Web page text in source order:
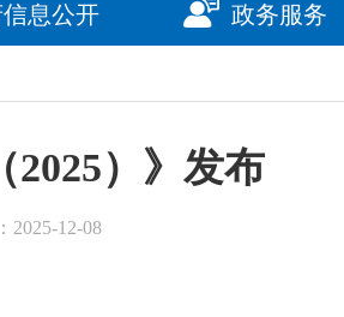
息公开 政务服务
2025）》发布
2025-12-08